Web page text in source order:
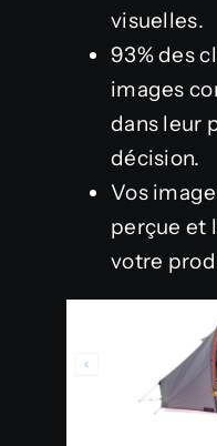
visuelles.
93% des
images
dans leur
décision.
Vos
perçue et
votre